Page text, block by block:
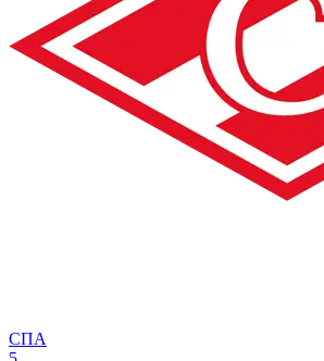
СПА